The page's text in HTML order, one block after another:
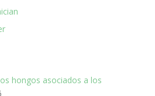
hongos asociados a los